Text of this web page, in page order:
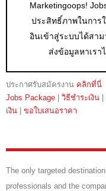
Marketingoops!
ประสิทธิ์ภาพในการ
อินเข้าสู่ระบบได้สาม
ส่งข้อมูลหาเรา
ประกาศรับสมัครงาน คลิกที่นี่
Jobs Package
วิธีชำระเงิน
เงิน
ขอใบเสนอราคา
The only targeted
professionals and the